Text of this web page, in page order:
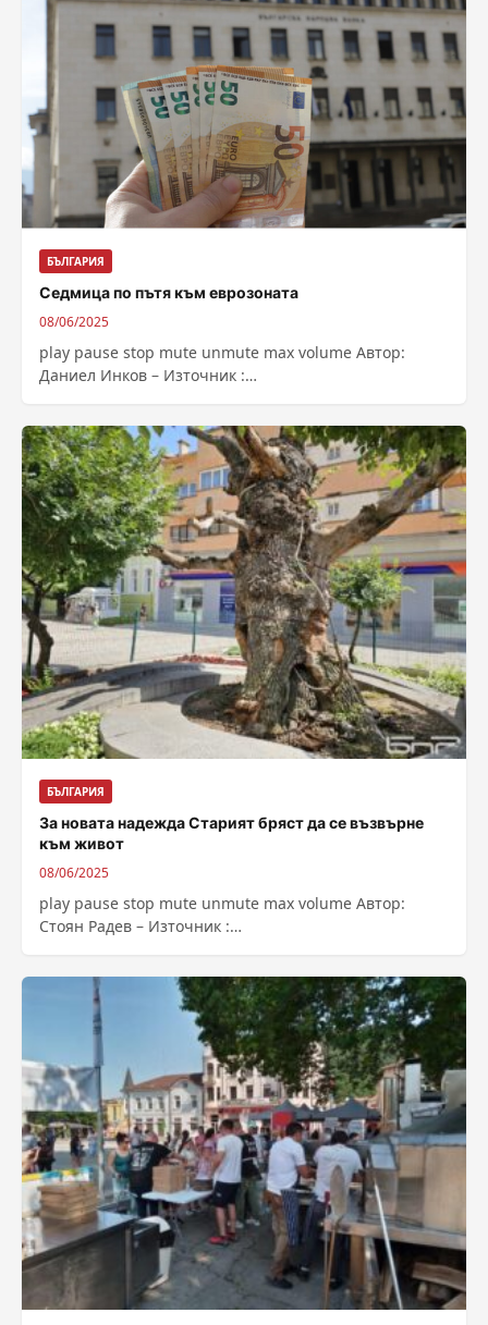
БЪЛГАРИЯ
Седмица по пътя към еврозоната
08/06/2025
play pause stop mute unmute max volume Автор:
Даниел Инков – Източник :
БЪЛГАРИЯ
За новата надежда Старият бряст да се възвърне
към живот
08/06/2025
play pause stop mute unmute max volume Автор:
Стоян Радев – Източник :